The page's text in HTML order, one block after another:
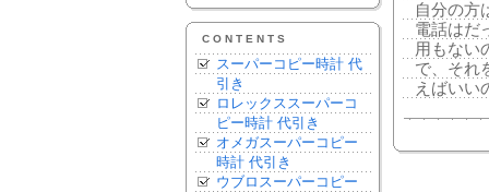
自分の方
電話はだ
用もない
で、それ
えばいい
CONTENTS
スーパーコピー時計 代
引き
ロレックススーパーコ
ピー時計 代引き
オメガスーパーコピー
時計 代引き
ウブロスーパーコピー